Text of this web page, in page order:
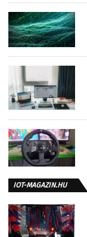
IOT-MAGAZIN.HU